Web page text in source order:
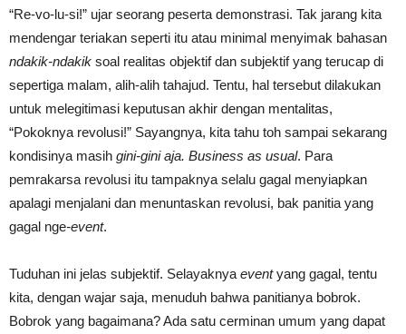
“Re-vo-lu-si!” ujar seorang peserta demonstrasi. Tak jarang kita
mendengar teriakan seperti itu atau minimal menyimak bahasan
ndakik-ndakik soal realitas objektif dan subjektif yang terucap di
sepertiga malam, alih-alih tahajud. Tentu, hal tersebut dilakukan
untuk melegitimasi keputusan akhir dengan mentalitas,
“Pokoknya revolusi!” Sayangnya, kita tahu toh sampai sekarang
kondisinya masih gini-gini aja. Business as usual. Para
pemrakarsa revolusi itu tampaknya selalu gagal menyiapkan
apalagi menjalani dan menuntaskan revolusi, bak panitia yang
gagal nge-event.
Tuduhan ini jelas subjektif. Selayaknya eventyang gagal, tentu
kita, dengan wajar saja, menuduh bahwa panitianya bobrok.
Bobrok yang bagaimana? Ada satu cerminan umum yang dapat